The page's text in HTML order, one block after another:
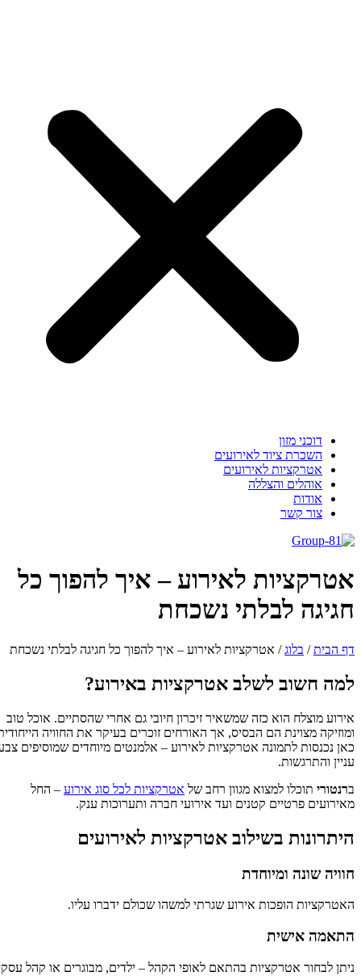
דוכני מזון
השכרת ציוד לאירועים
אטרקציות לאירועים
אוהלים והצללה
אודות
צור קשר
אטרקציות לאירוע – איך להפוך כל
חגיגה לבלתי נשכחת
דף הבית/בלוג/אטרקציות לאירוע – איך להפוך כל חגיגה לבלתי נשכחת
למה חשוב לשלב אטרקציות באירוע?
אירוע מוצלח הוא כזה שמשאיר זיכרון חיובי גם אחרי שהסתיים. אוכל טוב
ומוזיקה מצוינת הם הבסיס, אך האורחים זוכרים בעיקר את החוויה הייחודית.
כאן נכנסות לתמונה אטרקציות לאירוע – אלמנטים מיוחדים שמוסיפים צבע,
עניין והתרגשות.
רנטוריתוכלו למצוא מגוון רחב שלאטרקציות לכל סוג אירוע– החל
מאירועים פרטיים קטנים ועד אירועי חברה ותערוכות ענק.
היתרונות בשילוב אטרקציות לאירועים
חוויה שונה ומיוחדת
האטרקציות הופכות אירוע שגרתי למשהו שכולם ידברו עליו.
התאמה אישית
ניתן לבחור אטרקציות בהתאם לאופי הקהל – ילדים, מבוגרים או קהל עסקי.